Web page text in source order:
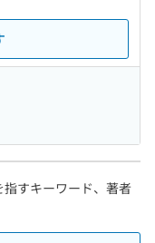
すキーワード、著者